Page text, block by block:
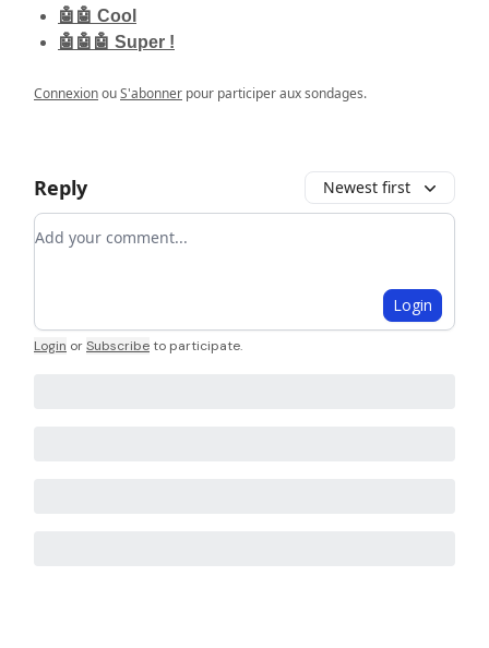
🤖🤖 Cool
🤖🤖🤖 Super !
ConnexionouS'abonner pour participer aux sondages.
Reply Newest first
Add your comment
Login
Login orSubscribeto participate.